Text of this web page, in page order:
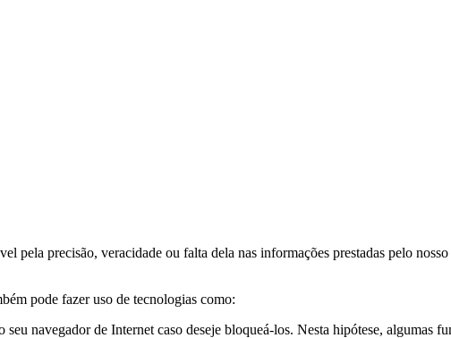
pela precisão, veracidade ou falta dela nas informações prestadas pelo
pode fazer uso de tecnologias como:
navegador de Internet caso deseje bloqueá-los. Nesta hipótese, algumas